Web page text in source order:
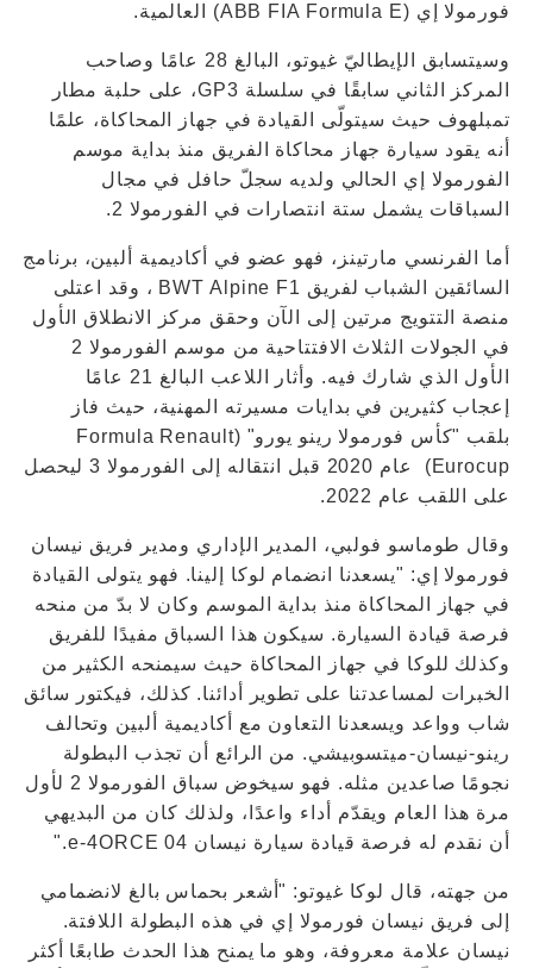
فورمولا إي (ABB FIA Formula E) العالمية.
وسيتسابق الإيطاليّ غيوتو، البالغ 28 عامًا وصاحب
المركز الثاني سابقًا في سلسلة GP3، على حلبة مطار
تمبلهوف حيث سيتولّى القيادة في جهاز المحاكاة، علمًا
أنه يقود سيارة جهاز محاكاة الفريق منذ بداية موسم
الفورمولا إي الحالي ولديه سجلّ حافل في مجال
السباقات يشمل ستة انتصارات في الفورمولا 2.
أما الفرنسي مارتينز، فهو عضو في أكاديمية ألبين، برنامج
السائقين الشباب لفريق BWT Alpine F1 ، وقد اعتلى
منصة التتويج مرتين إلى الآن وحقق مركز الانطلاق الأول
في الجولات الثلاث الافتتاحية من موسم الفورمولا 2
الأول الذي شارك فيه. وأثار اللاعب البالغ 21 عامًا
إعجاب كثيرين في بدايات مسيرته المهنية، حيث فاز
بلقب "كأس فورمولا رينو يورو" (Formula Renault
Eurocup) عام 2020 قبل انتقاله إلى الفورمولا 3 ليحصل
على اللقب عام 2022.
وقال طوماسو فولبي، المدير الإداري ومدير فريق نيسان
فورمولا إي: "يسعدنا انضمام لوكا إلينا. فهو يتولى القيادة
في جهاز المحاكاة منذ بداية الموسم وكان لا بدّ من منحه
فرصة قيادة السيارة. سيكون هذا السباق مفيدًا للفريق
وكذلك للوكا في جهاز المحاكاة حيث سيمنحه الكثير من
الخبرات لمساعدتنا على تطوير أدائنا. كذلك، فيكتور سائق
شاب وواعد ويسعدنا التعاون مع أكاديمية ألبين وتحالف
رينو-نيسان-ميتسوبيشي. من الرائع أن تجذب البطولة
نجومًا صاعدين مثله. فهو سيخوض سباق الفورمولا 2 لأول
مرة هذا العام ويقدّم أداء واعدًا، ولذلك كان من البديهي
أن نقدم له فرصة قيادة سيارة نيسان e-4ORCE 04."
من جهته، قال لوكا غيوتو: "أشعر بحماس بالغ لانضمامي
إلى فريق نيسان فورمولا إي في هذه البطولة اللافتة.
نيسان علامة معروفة، وهو ما يمنح هذا الحدث طابعًا أكثر